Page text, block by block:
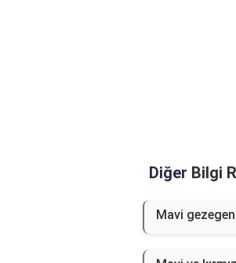
Diğer Bilgi
Mavi